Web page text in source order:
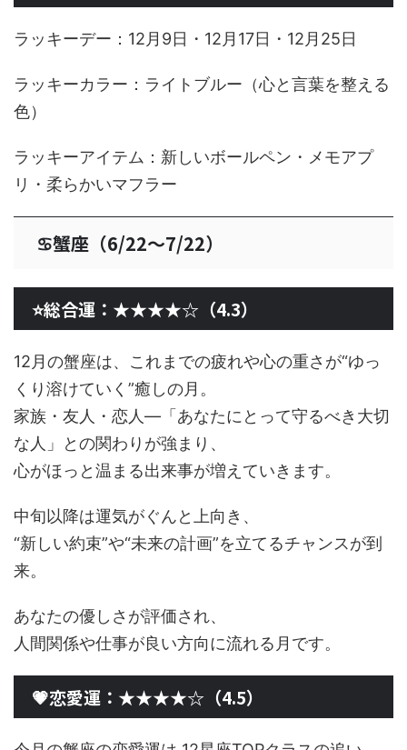
ラッキーデー：12月9日・12月17日・12月25日
ラッキーカラー：ライトブルー（心と言葉を整える
色）
ラッキーアイテム：新しいボールペン・メモアプ
リ・柔らかいマフラー
♋蟹座（6/22〜7/22）
⭐総合運：★★★★☆（4.3）
12月の蟹座は、これまでの疲れや心の重さが“ゆっ
くり溶けていく”癒しの月。
家族・友人・恋人—「あなたにとって守るべき大切
な人」との関わりが強まり、
心がほっと温まる出来事が増えていきます。
中旬以降は運気がぐんと上向き、
“新しい約束”や“未来の計画”を立てるチャンスが到
来。
あなたの優しさが評価され、
人間関係や仕事が良い方向に流れる月です。
💗恋愛運：★★★★☆（4.5）